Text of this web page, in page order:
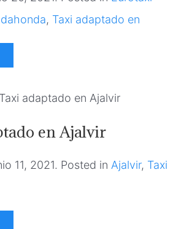
, Taxi adaptado en
en Ajalvir
11, 2021. Posted in Ajalvir, Taxi